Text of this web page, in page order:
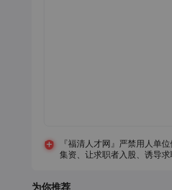
『福清人才网』严禁用人单
集资、让求职者入股、诱导
为你推荐